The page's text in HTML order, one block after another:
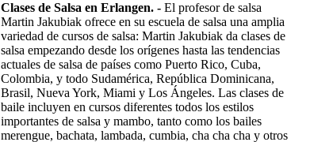
Clases de Salsa en Erlangen. -El profesor de salsa
Martin Jakubiak ofrece en su escuela de salsa una amplia
variedad de cursos de salsa: Martin Jakubiak da clases de
salsa empezando desde los orígenes hasta las tendencias
actuales de salsa de países como Puerto Rico, Cuba,
Colombia, y todo Sudamérica, República Dominicana,
Brasil, Nueva York, Miami y Los Ángeles. Las clases de
baile incluyen en cursos diferentes todos los estilos
importantes de salsa y mambo, tanto como los bailes
merengue, bachata, lambada, cumbia, cha cha cha y otros